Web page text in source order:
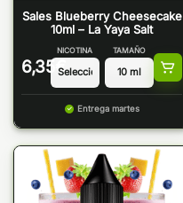
Sales Blueberry Cheesecake
10ml – La Yaya Salt
6,35 €
NICOTINA TAMAÑO
Entrega martes